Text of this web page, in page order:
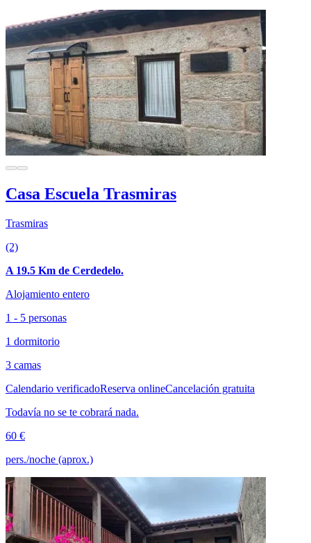
Casa Escuela Trasmiras
Trasmiras
(2)
A 19.5 Km de Cerdedelo.
Alojamiento entero
1 - 5 personas
1 dormitorio
3 camas
Calendario verificadoReserva onlineCancelación gratuita
Todavía no se te cobrará nada.
60 €
pers./noche (aprox.)